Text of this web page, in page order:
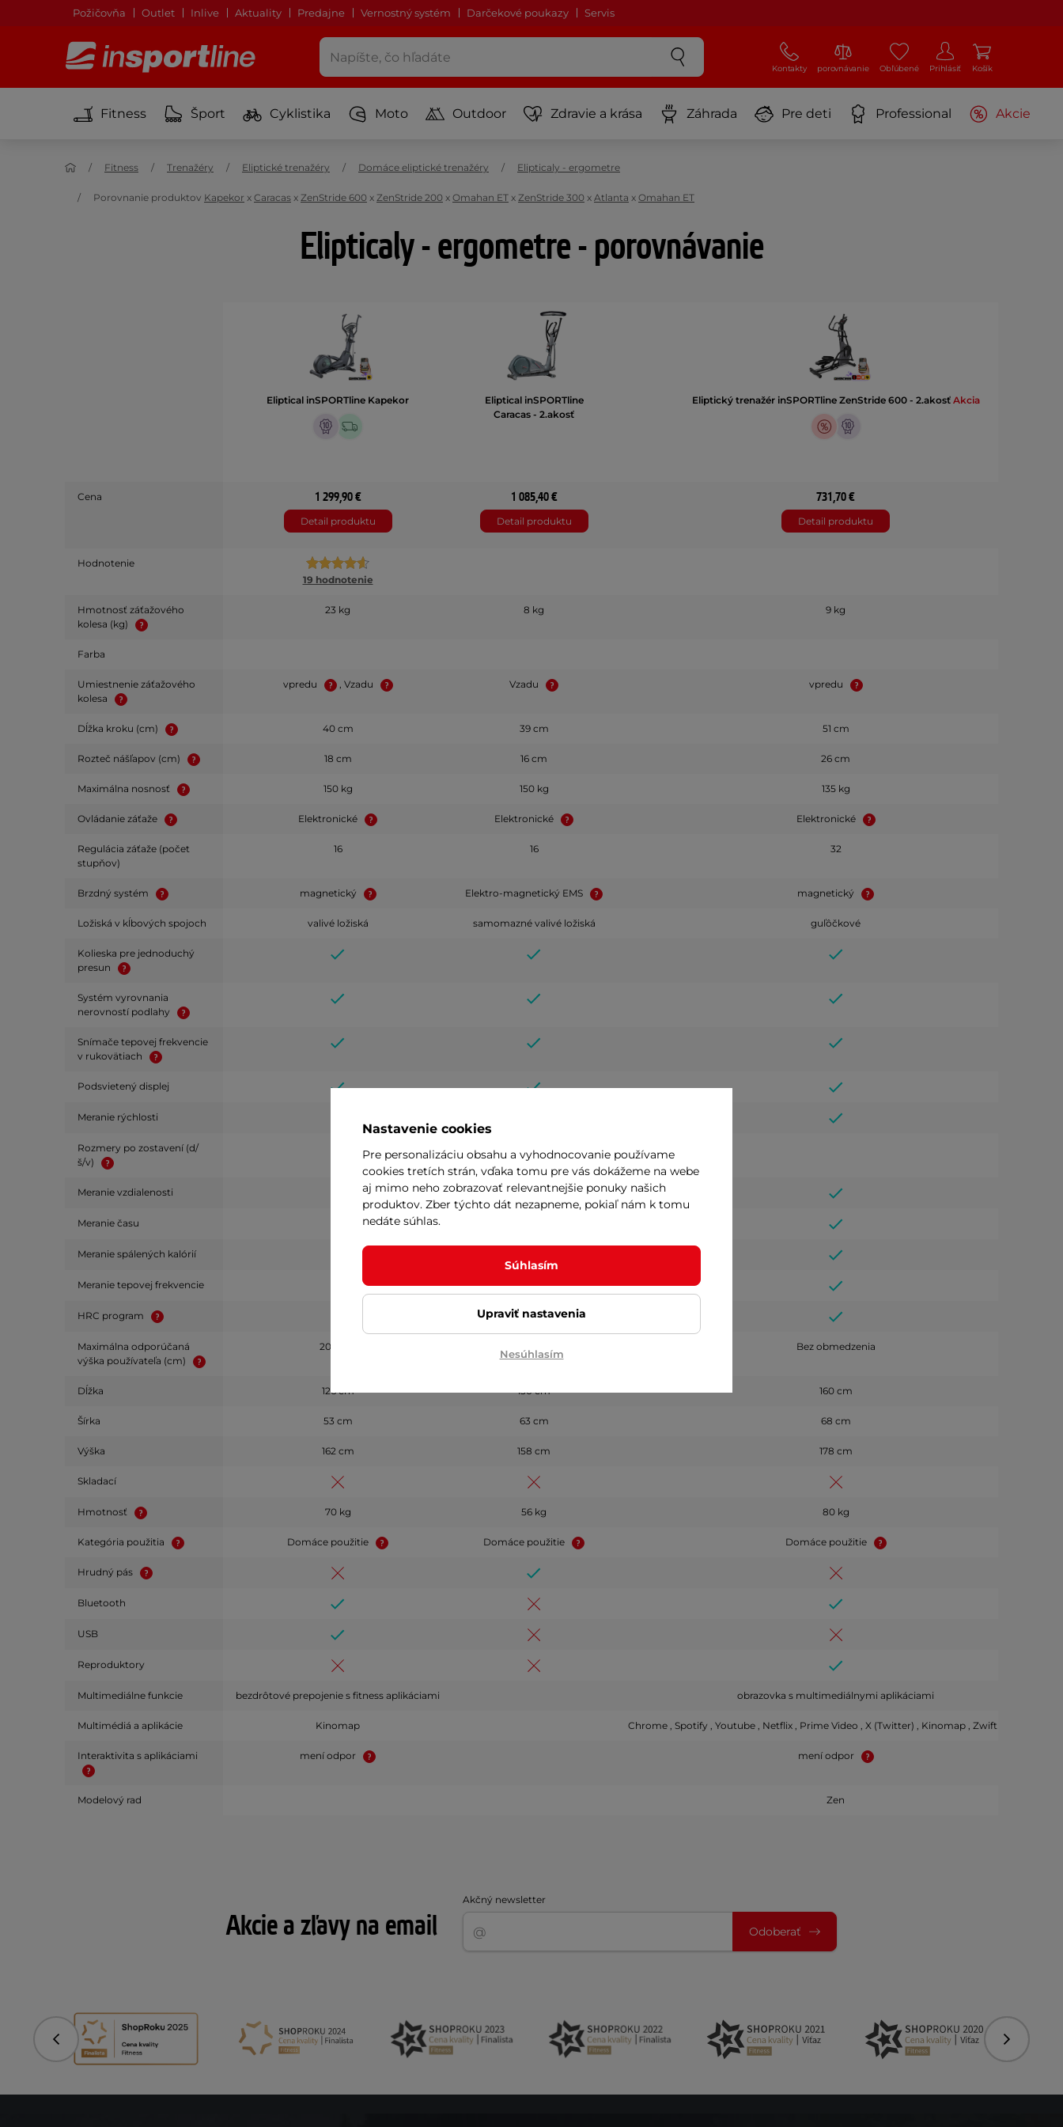
Požičovňa Outlet Inlive Aktuality Predajne Vernostný systém Darčekové poukazy Servis
Kontakty porovnávanie Obľúbené Prihlásiť Košík
Fitness Šport Cyklistika Moto Outdoor Zdravie a krása Záhrada Pre deti Professional Akcie
Fitness Trenažéry Eliptické trenažéry Domáce eliptické trenažéry Elipticaly - ergometre
Porovnanie produktov Kapekor x Caracas x ZenStride 600 x ZenStride 200 x Omahan ET x ZenStride 300 x Atlanta x Omahan ET
Elipticaly - ergometre - porovnávanie
Eliptical inSPORTline Kapekor
Eliptical inSPORTline
Caracas - 2.akosť
Eliptický trenažér inSPORTline ZenStride 600 - 2.akosť Akcia
Cena 1 299,90 €
Detail produktu
1 085,40 €
Detail produktu
731,70 €
Detail produktu
Hodnotenie
19 hodnotenie
Hmotnosť záťažového
kolesa (kg)
23 kg 8 kg 9 kg
Farba
Umiestnenie záťažového
kolesa
vpredu , Vzadu Vzadu vpredu
Dĺžka kroku (cm) 40 cm 39 cm 51 cm
Rozteč nášľapov (cm) 18 cm 16 cm 26 cm
Maximálna nosnosť 150 kg 150 kg 135 kg
Ovládanie záťaže Elektronické Elektronické Elektronické
Regulácia záťaže (počet
stupňov)
16 16 32
Brzdný systém magnetický Elektro-magnetický EMS magnetický
Ložiská v kĺbových spojoch valivé ložiská samomazné valivé ložiská guľôčkové
Kolieska pre jednoduchý
presun
Systém vyrovnania
nerovností podlahy
Snímače tepovej frekvencie
v rukovätiach
Podsvietený displej
Meranie rýchlosti
Rozmery po zostavení (d/
š/v)
Meranie vzdialenosti
Meranie času
Meranie spálených kalórií
Meranie tepovej frekvencie
HRC program
Maximálna odporúčaná
výška používateľa (cm)
200 cm Bez obmedzenia
Dĺžka 126 cm 130 cm 160 cm
Šírka 53 cm 63 cm 68 cm
Výška 162 cm 158 cm 178 cm
Skladací
Hmotnosť 70 kg 56 kg 80 kg
Kategória použitia Domáce použitie Domáce použitie Domáce použitie
Hrudný pás
Bluetooth
USB
Reproduktory
Multimediálne funkcie bezdrôtové prepojenie s fitness aplikáciami obrazovka s multimediálnymi aplikáciami
Multimédiá a aplikácie Kinomap Chrome , Spotify , Youtube , Netflix , Prime Video , X (Twitter) , Kinomap , Zwift , Fitshow
Interaktivita s aplikáciami mení odpor mení odpor
Modelový rad Zen
Akcie a zľavy na email
Akčný newsletter
Odoberať
Predchádzajúci
Nastavenie cookies
Pre personalizáciu obsahu a vyhodnocovanie používame
cookies tretích strán, vďaka tomu pre vás dokážeme na webe
aj mimo neho zobrazovať relevantnejšie ponuky našich
produktov. Zber týchto dát nezapneme, pokiaľ nám k tomu
nedáte súhlas.
Súhlasím
Upraviť nastavenia
Nesúhlasím